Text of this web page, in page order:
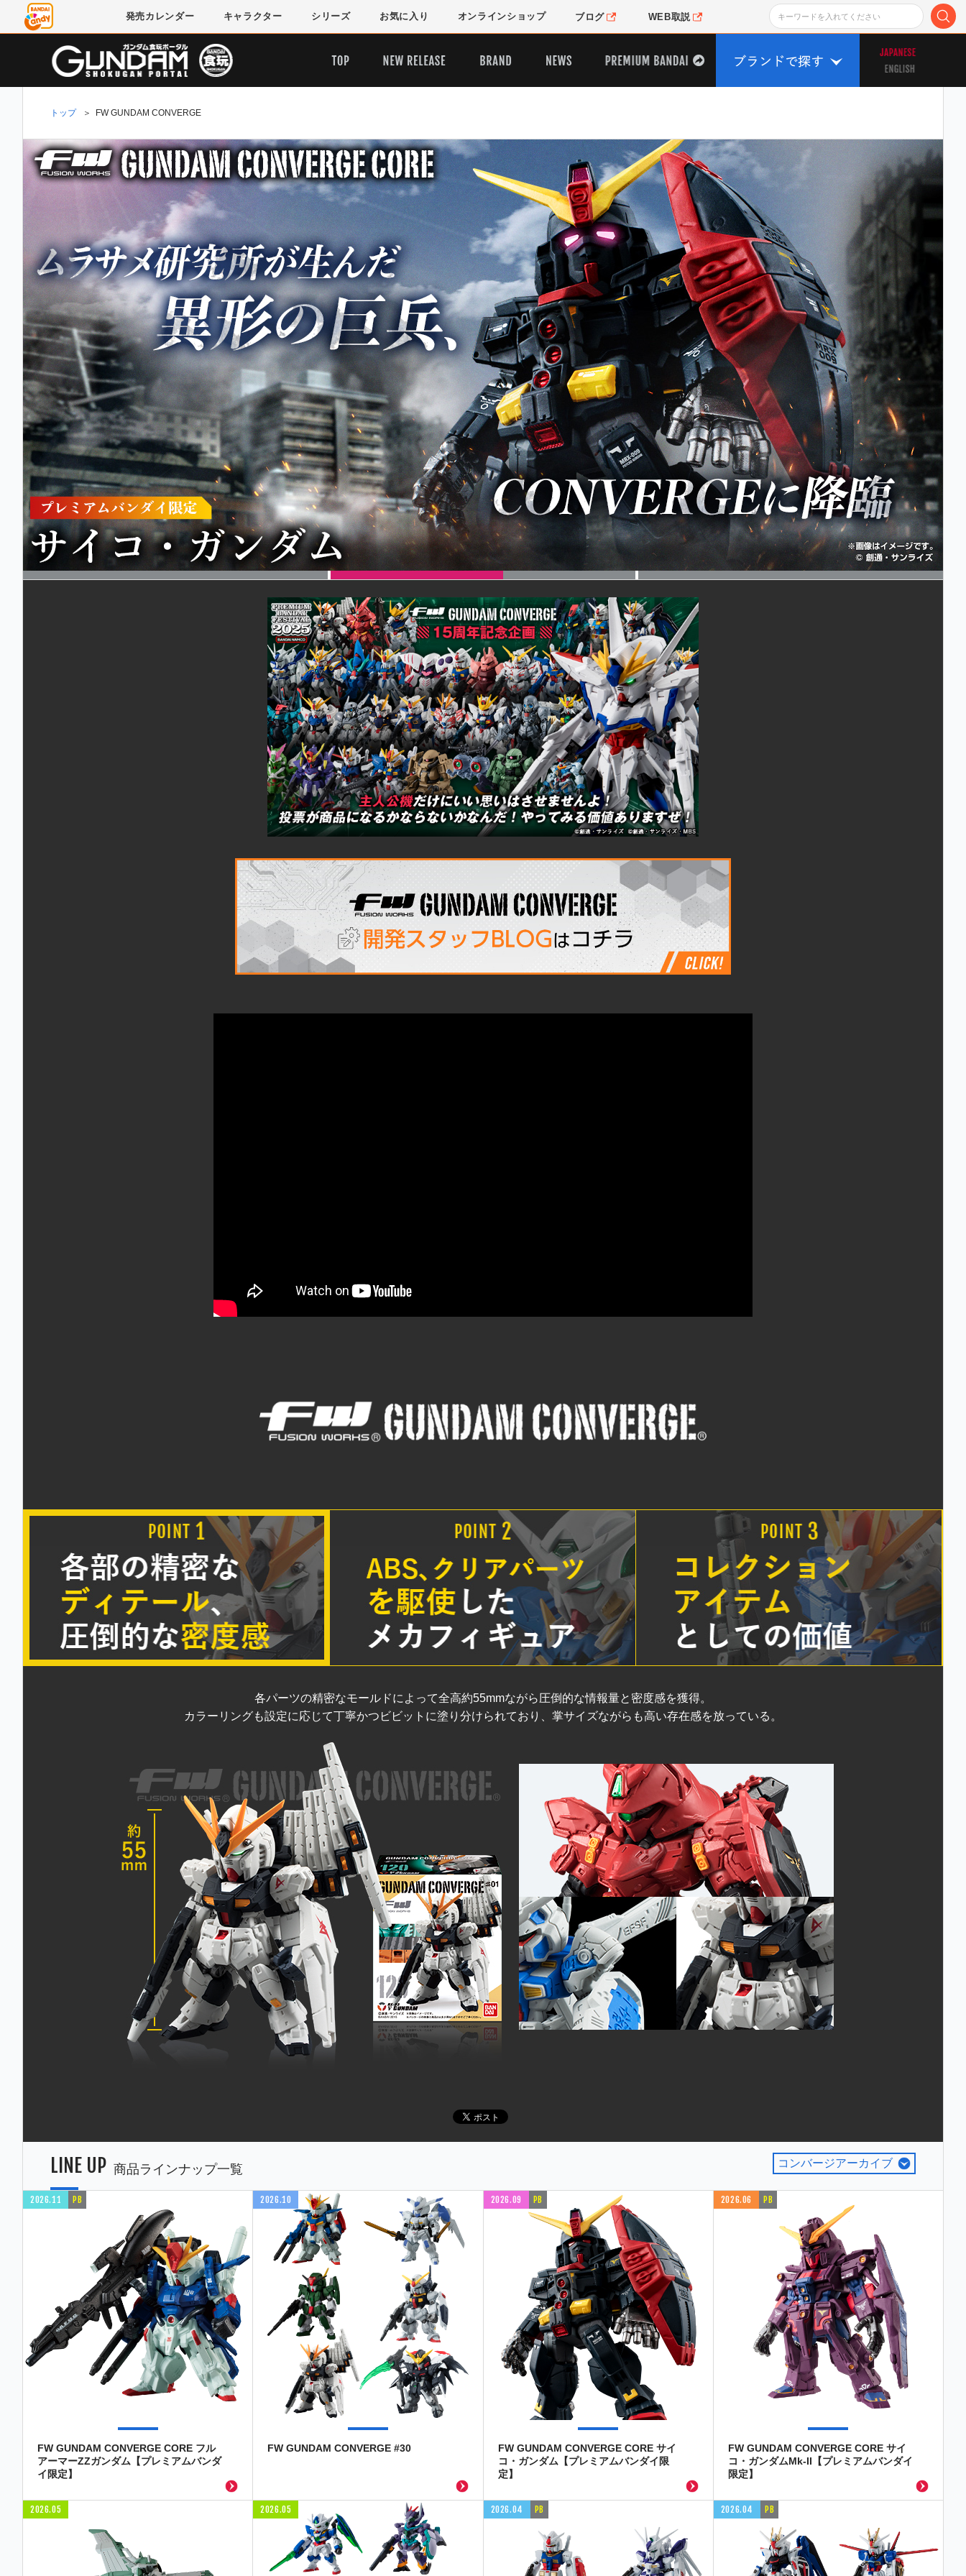
発売カレンダー キャラクター シリーズ お気に入り オンラインショップ ブログ WEB取説
トップ ＞ FW GUNDAM CONVERGE
各パーツの精密なモールドによって全高約55mmながら圧倒的な情報量と密度感を獲得。
カラーリングも設定に応じて丁寧かつビビットに塗り分けられており、掌サイズながらも高い存在感を放っている。
LINE UP 商品ラインナップ一覧 コンバージアーカイブ
2026.11 PB
FW GUNDAM CONVERGE CORE フル
アーマーZZガンダム【プレミアムバンダ
イ限定】
2026.10
FW GUNDAM CONVERGE #30
2026.09 PB
FW GUNDAM CONVERGE CORE サイ
コ・ガンダム【プレミアムバンダイ限
定】
2026.06 PB
FW GUNDAM CONVERGE CORE サイ
コ・ガンダムMk-II【プレミアムバンダイ
限定】
2026.05 2026.05 2026.04 PB 2026.04 PB